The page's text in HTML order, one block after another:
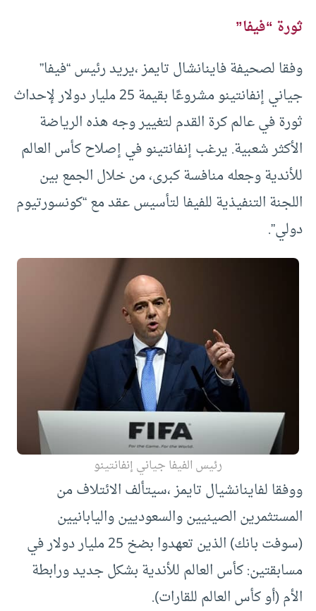
ثورة “فيفا”
وفقا لصحيفة فاينانشال تايمز ،يريد رئيس “فيفا”
جياني إنفانتينو مشروعًا بقيمة 25 مليار دولار لإحداث
ثورة في عالم كرة القدم لتغيير وجه هذه الرياضة
الأكثر شعبية. يرغب إنفانتينو في إصلاح كأس العالم
للأندية وجعله منافسة كبرى، من خلال الجمع بين
اللجنة التنفيذية للفيفا لتأسيس عقد مع “كونسورتيوم
دولي”.
رئيس الفيفا جياني إنفانتينو
ووفقا لفاينانشيال تايمز ،سيتألف الائتلاف من
المستثمرين الصينيين والسعوديين واليابانيين
(سوفت بانك) الذين تعهدوا بضخ 25 مليار دولار في
مسابقتين: كأس العالم للأندية بشكل جديد ورابطة
الأم (أو كأس العالم للقارات).